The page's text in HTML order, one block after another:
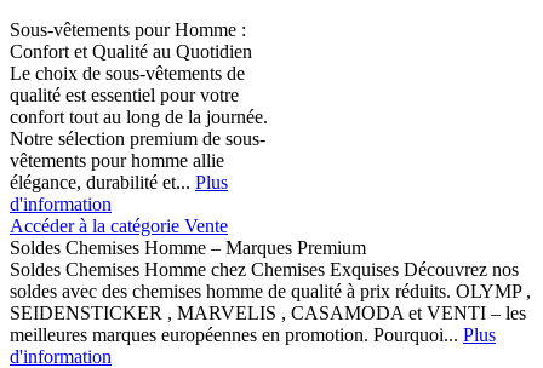
Sous-vêtements pour Homme :
Confort et Qualité au Quotidien
Le choix de sous-vêtements de
qualité est essentiel pour votre
confort tout au long de la journée.
Notre sélection premium de sous-
vêtements pour homme allie
élégance, durabilité et... Plus
d'information
Accéder à la catégorie Vente
Soldes Chemises Homme – Marques Premium
Soldes Chemises Homme chez Chemises Exquises Découvrez nos
soldes avec des chemises homme de qualité à prix réduits. OLYMP ,
SEIDENSTICKER , MARVELIS , CASAMODA et VENTI – les
meilleures marques européennes en promotion. Pourquoi... Plus
d'information